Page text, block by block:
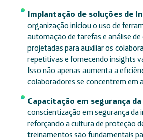
Implantação de soluções de
organização iniciou o uso de
automação de tarefas e análise
projetadas para auxiliar os
repetitivas e fornecendo insights
Isso não apenas aumenta a
colaboradores se concentrem em
Capacitação em segurança
conscientização em segurança
reforçando a cultura de proteção
treinamentos são fundamentais